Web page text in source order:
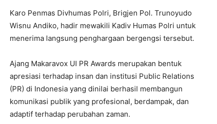
Karo Penmas Divhumas Polri, Brigjen Pol. Trunoyudo
Wisnu Andiko, hadir mewakili Kadiv Humas Polri untuk
menerima langsung penghargaan bergengsi tersebut.
Ajang Makaravox UI PR Awards merupakan bentuk
apresiasi terhadap insan dan institusi Public Relations
(PR) di Indonesia yang dinilai berhasil membangun
komunikasi publik yang profesional, berdampak, dan
adaptif terhadap perubahan zaman.